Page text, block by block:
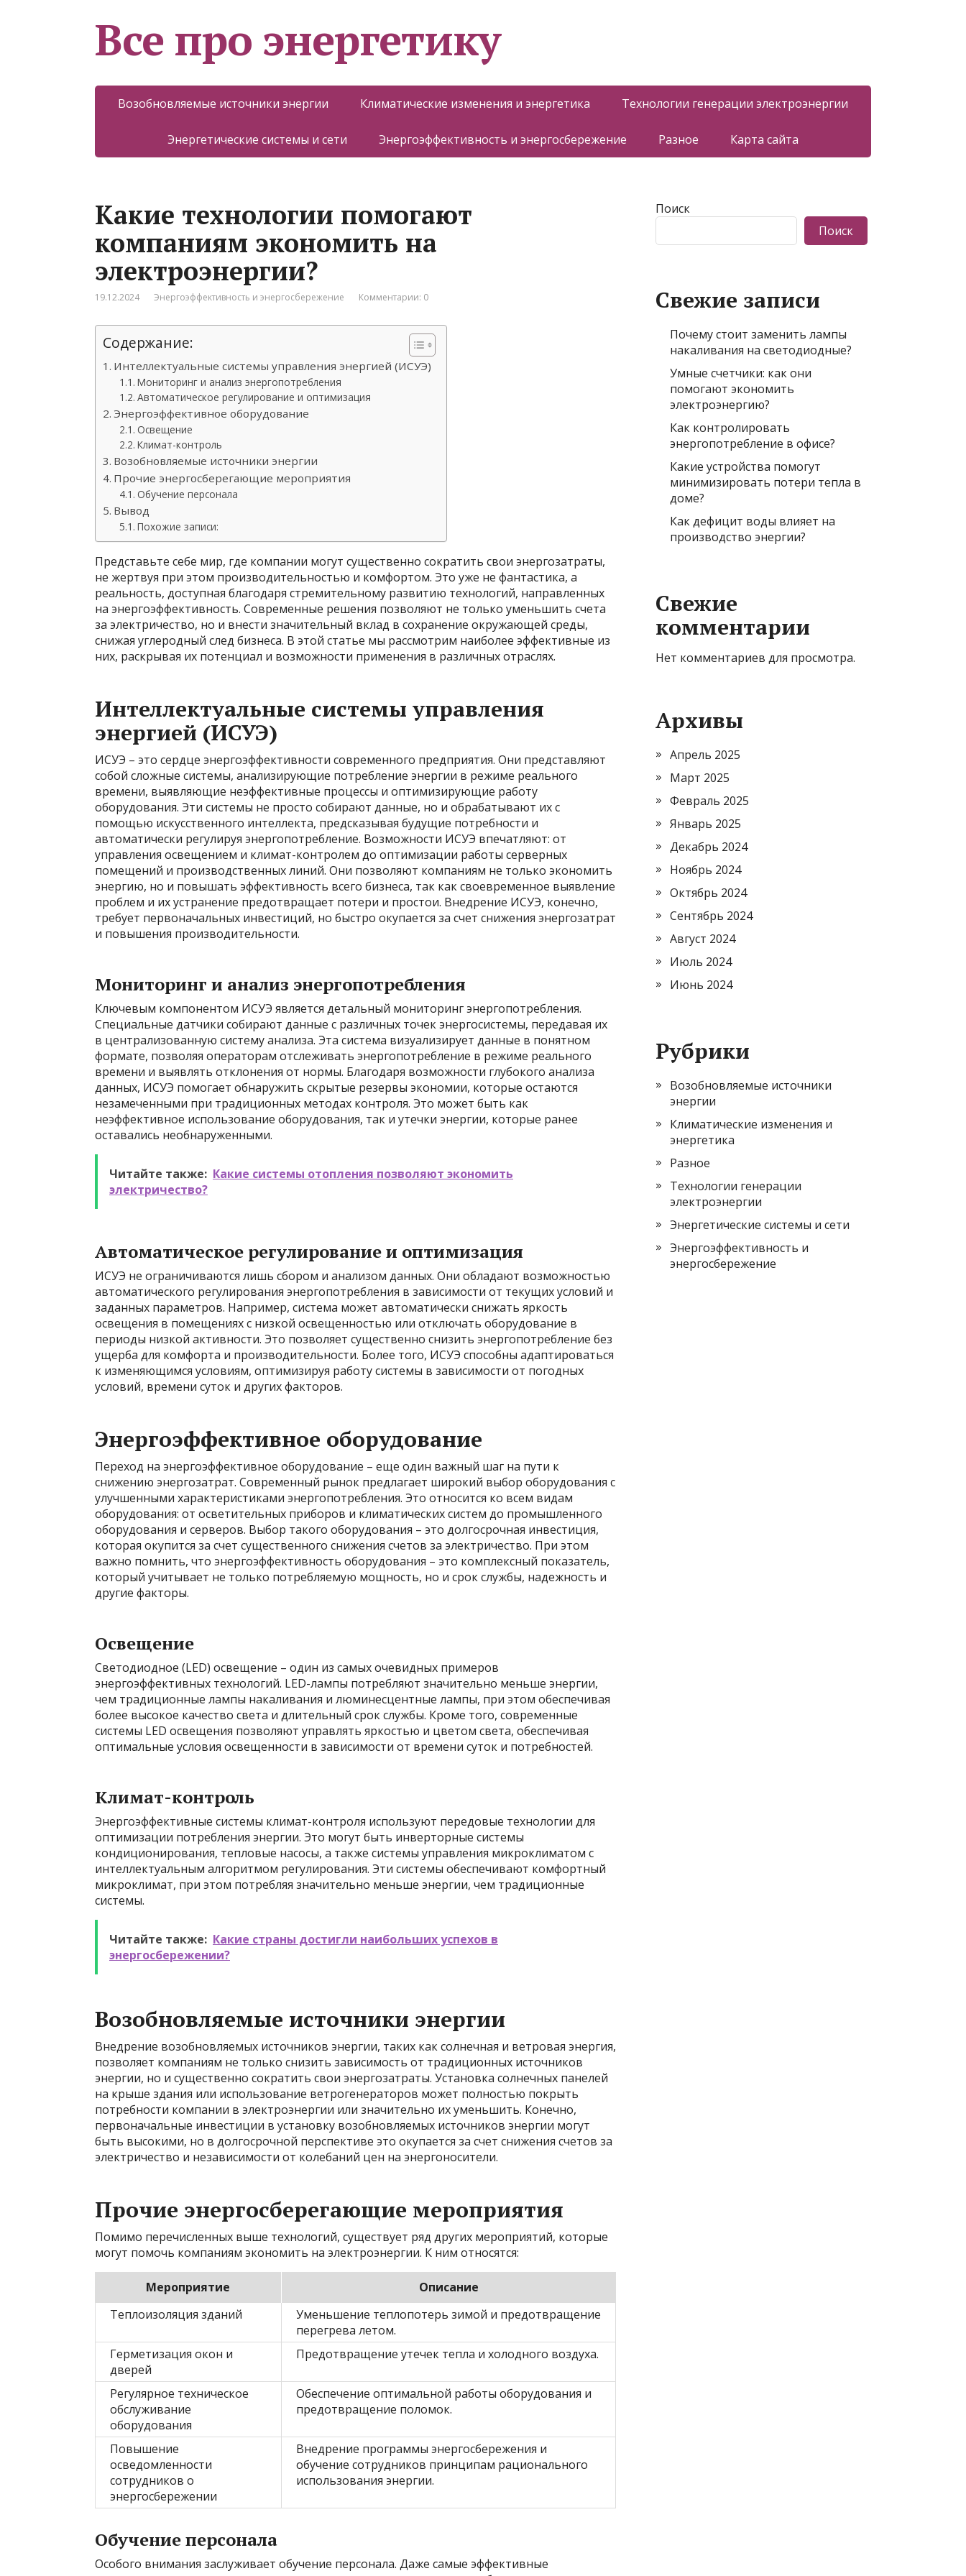
Все про энергетику
Возобновляемые источники энергии Климатические изменения и энергетика Технологии генерации электроэнергии
Энергетические системы и сети Энергоэффективность и энергосбережение Разное Карта сайта
Какие технологии помогают
компаниям экономить на
электроэнергии?
19.12.2024 Энергоэффективность и энергосбережение Комментарии: 0
Содержание:
Интеллектуальные системы управления энергией (ИСУЭ)
Мониторинг и анализ энергопотребления
Автоматическое регулирование и оптимизация
Энергоэффективное оборудование
Освещение
Климат-контроль
Возобновляемые источники энергии
Прочие энергосберегающие мероприятия
Обучение персонала
Вывод
Похожие записи:
Представьте себе мир, где компании могут существенно сократить свои энергозатраты,
не жертвуя при этом производительностью и комфортом. Это уже не фантастика, а
реальность, доступная благодаря стремительному развитию технологий, направленных
на энергоэффективность. Современные решения позволяют не только уменьшить счета
за электричество, но и внести значительный вклад в сохранение окружающей среды,
снижая углеродный след бизнеса. В этой статье мы рассмотрим наиболее эффективные из
них, раскрывая их потенциал и возможности применения в различных отраслях.
Интеллектуальные системы управления
энергией (ИСУЭ)
ИСУЭ – это сердце энергоэффективности современного предприятия. Они представляют
собой сложные системы, анализирующие потребление энергии в режиме реального
времени, выявляющие неэффективные процессы и оптимизирующие работу
оборудования. Эти системы не просто собирают данные, но и обрабатывают их с
помощью искусственного интеллекта, предсказывая будущие потребности и
автоматически регулируя энергопотребление. Возможности ИСУЭ впечатляют: от
управления освещением и климат-контролем до оптимизации работы серверных
помещений и производственных линий. Они позволяют компаниям не только экономить
энергию, но и повышать эффективность всего бизнеса, так как своевременное выявление
проблем и их устранение предотвращает потери и простои. Внедрение ИСУЭ, конечно,
требует первоначальных инвестиций, но быстро окупается за счет снижения энергозатрат
и повышения производительности.
Мониторинг и анализ энергопотребления
Ключевым компонентом ИСУЭ является детальный мониторинг энергопотребления.
Специальные датчики собирают данные с различных точек энергосистемы, передавая их
в централизованную систему анализа. Эта система визуализирует данные в понятном
формате, позволяя операторам отслеживать энергопотребление в режиме реального
времени и выявлять отклонения от нормы. Благодаря возможности глубокого анализа
данных, ИСУЭ помогает обнаружить скрытые резервы экономии, которые остаются
незамеченными при традиционных методах контроля. Это может быть как
неэффективное использование оборудования, так и утечки энергии, которые ранее
оставались необнаруженными.
Читайте также: Какие системы отопления позволяют экономить
электричество?
Автоматическое регулирование и оптимизация
ИСУЭ не ограничиваются лишь сбором и анализом данных. Они обладают возможностью
автоматического регулирования энергопотребления в зависимости от текущих условий и
заданных параметров. Например, система может автоматически снижать яркость
освещения в помещениях с низкой освещенностью или отключать оборудование в
периоды низкой активности. Это позволяет существенно снизить энергопотребление без
ущерба для комфорта и производительности. Более того, ИСУЭ способны адаптироваться
к изменяющимся условиям, оптимизируя работу системы в зависимости от погодных
условий, времени суток и других факторов.
Энергоэффективное оборудование
Переход на энергоэффективное оборудование – еще один важный шаг на пути к
снижению энергозатрат. Современный рынок предлагает широкий выбор оборудования с
улучшенными характеристиками энергопотребления. Это относится ко всем видам
оборудования: от осветительных приборов и климатических систем до промышленного
оборудования и серверов. Выбор такого оборудования – это долгосрочная инвестиция,
которая окупится за счет существенного снижения счетов за электричество. При этом
важно помнить, что энергоэффективность оборудования – это комплексный показатель,
который учитывает не только потребляемую мощность, но и срок службы, надежность и
другие факторы.
Освещение
Светодиодное (LED) освещение – один из самых очевидных примеров
энергоэффективных технологий. LED-лампы потребляют значительно меньше энергии,
чем традиционные лампы накаливания и люминесцентные лампы, при этом обеспечивая
более высокое качество света и длительный срок службы. Кроме того, современные
системы LED освещения позволяют управлять яркостью и цветом света, обеспечивая
оптимальные условия освещенности в зависимости от времени суток и потребностей.
Климат-контроль
Энергоэффективные системы климат-контроля используют передовые технологии для
оптимизации потребления энергии. Это могут быть инверторные системы
кондиционирования, тепловые насосы, а также системы управления микроклиматом с
интеллектуальным алгоритмом регулирования. Эти системы обеспечивают комфортный
микроклимат, при этом потребляя значительно меньше энергии, чем традиционные
системы.
Читайте также: Какие страны достигли наибольших успехов в
энергосбережении?
Возобновляемые источники энергии
Внедрение возобновляемых источников энергии, таких как солнечная и ветровая энергия,
позволяет компаниям не только снизить зависимость от традиционных источников
энергии, но и существенно сократить свои энергозатраты. Установка солнечных панелей
на крыше здания или использование ветрогенераторов может полностью покрыть
потребности компании в электроэнергии или значительно их уменьшить. Конечно,
первоначальные инвестиции в установку возобновляемых источников энергии могут
быть высокими, но в долгосрочной перспективе это окупается за счет снижения счетов за
электричество и независимости от колебаний цен на энергоносители.
Прочие энергосберегающие мероприятия
Помимо перечисленных выше технологий, существует ряд других мероприятий, которые
могут помочь компаниям экономить на электроэнергии. К ним относятся:
Мероприятие
Описание
Теплоизоляция зданий
Уменьшение теплопотерь зимой и предотвращение
перегрева летом.
Герметизация окон и
дверей
Предотвращение утечек тепла и холодного воздуха.
Регулярное техническое
обслуживание
оборудования
Обеспечение оптимальной работы оборудования и
предотвращение поломок.
Повышение
осведомленности
сотрудников о
энергосбережении
Внедрение программы энергосбережения и
обучение сотрудников принципам рационального
использования энергии.
Обучение персонала
Особого внимания заслуживает обучение персонала. Даже самые эффективные
Поиск
Поиск
Свежие записи
Почему стоит заменить лампы
накаливания на светодиодные?
Умные счетчики: как они
помогают экономить
электроэнергию?
Как контролировать
энергопотребление в офисе?
Какие устройства помогут
минимизировать потери тепла в
доме?
Как дефицит воды влияет на
производство энергии?
Свежие
комментарии
Нет комментариев для просмотра.
Архивы
Апрель 2025
Март 2025
Февраль 2025
Январь 2025
Декабрь 2024
Ноябрь 2024
Октябрь 2024
Сентябрь 2024
Август 2024
Июль 2024
Июнь 2024
Рубрики
Возобновляемые источники
энергии
Климатические изменения и
энергетика
Разное
Технологии генерации
электроэнергии
Энергетические системы и сети
Энергоэффективность и
энергосбережение